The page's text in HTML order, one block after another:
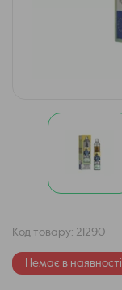
Код товару: 21290
Немає в наявності